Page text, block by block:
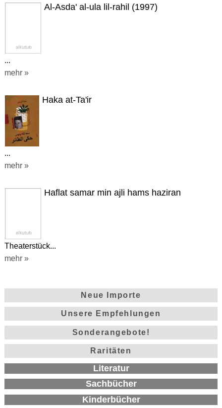
Al-Asda' al-ula lil-rahil (1997)
...
mehr »
Haka at-Ta'ir
...
mehr »
Haflat samar min ajli hams haziran
Theaterstück...
mehr »
Neue Importe
Unsere Empfehlungen
Sonderangebote!
Raritäten
Literatur
Sachbücher
Kinderbücher